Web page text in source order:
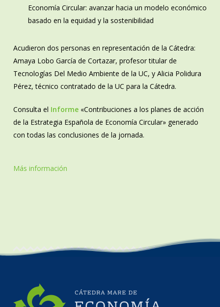
Economía Circular: avanzar hacia un modelo económico
basado en la equidad y la sostenibilidad
Acudieron dos personas en representación de la Cátedra:
Amaya Lobo García de Cortazar, profesor titular de
Tecnologías Del Medio Ambiente de la UC, y Alicia Polidura
Pérez, técnico contratado de la UC para la Cátedra.
Consulta el Informe «Contribuciones a los planes de acción
de la Estrategia Española de Economía Circular» generado
con todas las conclusiones de la jornada.
Más información